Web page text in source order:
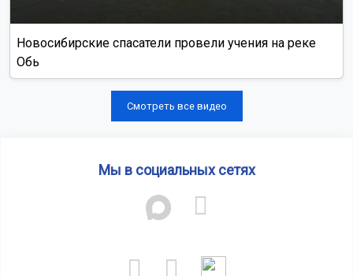
Новосибирские спасатели провели учения на реке
Обь
Смотреть все видео
Мы в социальных сетях